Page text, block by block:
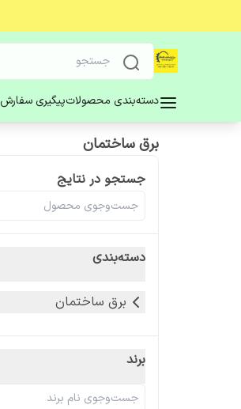
دسته‌بندی محصولاتپیگیری سفارش
برق ساختمان
جستجو در نتایج
دسته‌بندی
برق ساختمان
برند